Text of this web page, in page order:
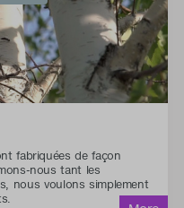
fabriquées de façon
nous tant les
nous voulons simplement